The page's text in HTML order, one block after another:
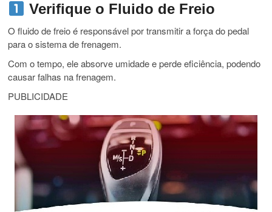
Verifique o Fluido de Freio
O fluido de freio é responsável por transmitir a força do pedal
para o sistema de frenagem.
Com o tempo, ele absorve umidade e perde eficiência, podendo
causar falhas na frenagem.
PUBLICIDADE